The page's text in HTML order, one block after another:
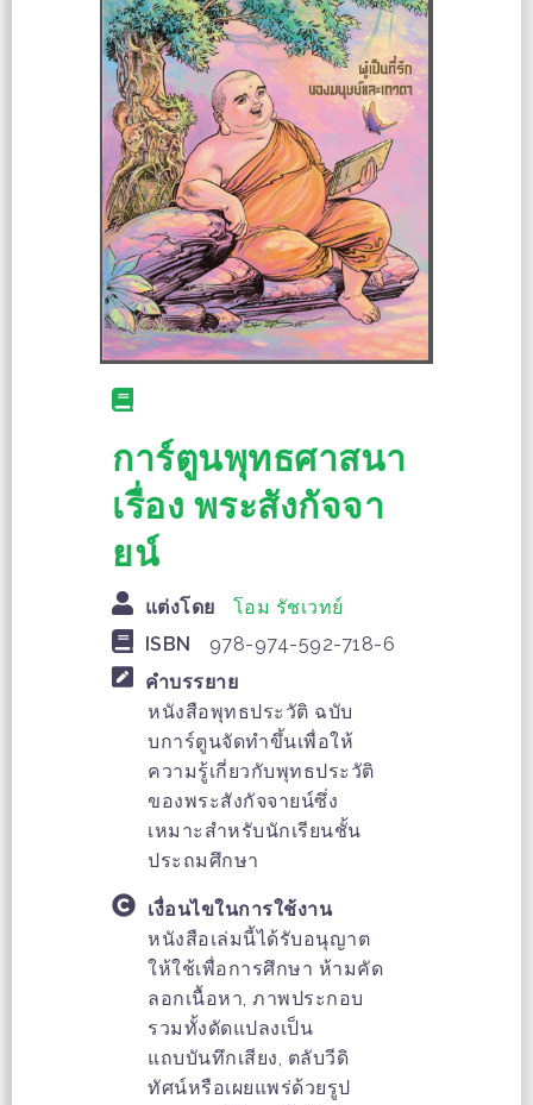
การ์ตูนพุทธศาสนา
เรื่อง พระสังกัจจา
ยน์
แต่งโดย
โอม รัชเวทย์
ISBN
978-974-592-718-6
คำบรรยาย
หนังสือพุทธประวัติ ฉบับ
บการ์ตูนจัดทำขึ้นเพื่อให้
ความรู้เกี่ยวกับพุทธประวัติ
ของพระสังกัจจายน์ซึ่ง
เหมาะสำหรับนักเรียนชั้น
ประถมศึกษา
เงื่อนไขในการใช้งาน
หนังสือเล่มนี้ได้รับอนุญาต
ให้ใช้เพื่อการศึกษา ห้ามคัด
ลอกเนื้อหา, ภาพประกอบ
รวมทั้งดัดแปลงเป็น
แถบบันทึกเสียง, ตลับวีดิ
ทัศน์หรือเผยแพร่ด้วยรูป